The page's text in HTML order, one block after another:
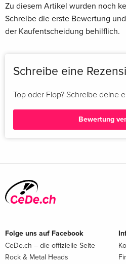
Zu diesem Artikel wurden noch
Schreibe die erste Bewertung
der Kaufentscheidung behilflich.
Schreibe eine
Top oder Flop? Schreibe deine
Bewertung
Folge uns auf Facebook
CeDe.ch – die offizielle Seite
Rock & Metal Heads